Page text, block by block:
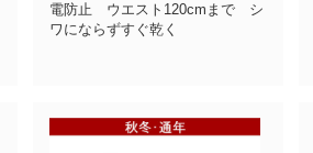
電防止 ウエスト120cmまで シ
ワにならずすぐ乾く